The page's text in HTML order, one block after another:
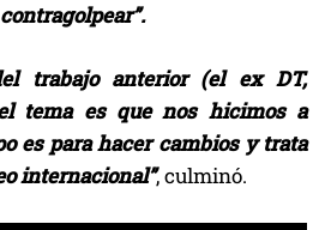
trabajo anterior (el ex DT,
tema es que nos hicimos a
es para hacer cambios y trata
internacional”, culminó.